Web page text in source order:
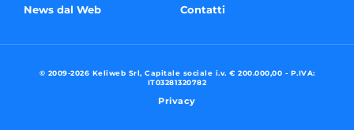
News dal Web
Contatti
© 2009-2026 Keliweb Srl, Capitale sociale i.v. € 200.000,00 - P.IVA:
IT03281320782
Privacy